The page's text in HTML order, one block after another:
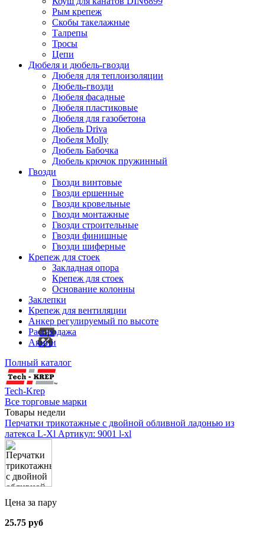
Рым крепеж
Скобы такелажные
Талрепы
Тросы
Цепи
Дюбеля и дюбель-гвозди
Дюбеля для теплоизоляции
Дюбель-гвозди
Дюбеля фасадные
Дюбеля пластиковые
Дюбеля для газобетона
Дюбель Driva
Дюбеля Molly
Дюбель Бабочка
Дюбель крючок пружинный
Гвозди
Гвозди винтовые
Гвозди ершенные
Гвозди кровельные
Гвозди монтажные
Гвозди строительные
Гвозди финишные
Гвозди шиферные
Крепеж для стоек
Закладная опора
Крепеж для стоек
Основание колонны
Заклепки
Крепеж для вентиляции
Анкер регулируемый по высоте
Распродажа
Акции
Полный каталог
Tech-Krep
Все торговые марки
Товары недели
Перчатки трикотажные с двойной обливной ладонью из
латекса L-Xl Артикул: 9001 l-xl
Цена за пару
25.75 руб